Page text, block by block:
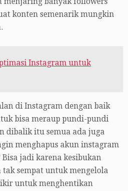
konten semenarik mungkin
Instagram untuk
di Instagram dengan baik
bisa meraup pundi-pundi
dibalik itu semua ada juga
menghapus akun instagram
jadi karena kesibukan
tak sempat untuk mengelola
untuk menghentikan